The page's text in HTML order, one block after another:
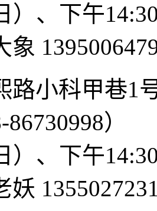
）、下午
象
路小科甲巷1
86730998）
）、下午
妖